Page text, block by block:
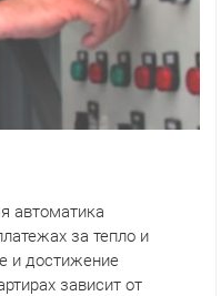
автоматика
за тепло и
и достижение
зависит от